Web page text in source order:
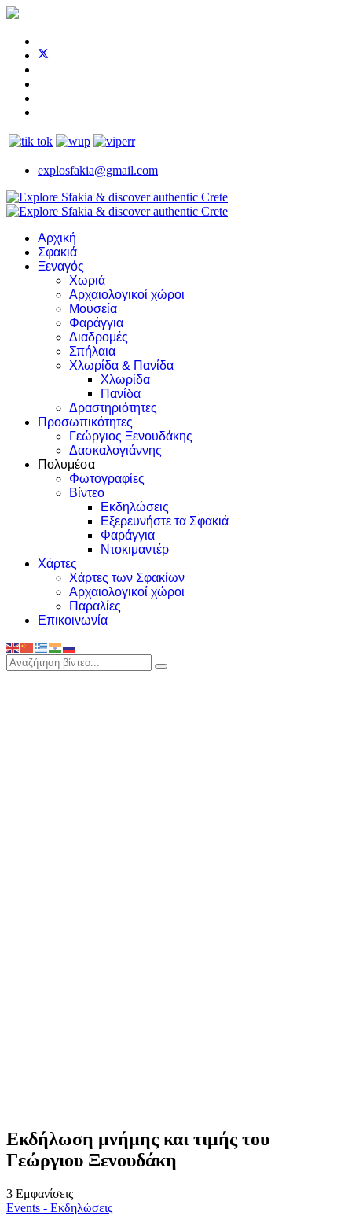
explosfakia@gmail.com
Αρχική
Σφακιά
Ξεναγός
Χωριά
Αρχαιολογικοί χώροι
Μουσεία
Φαράγγια
Διαδρομές
Σπήλαια
Χλωρίδα & Πανίδα
Χλωρίδα
Πανίδα
Δραστηριότητες
Προσωπικότητες
Γεώργιος Ξενουδάκης
Δασκαλογιάννης
Πολυμέσα
Φωτογραφίες
Βίντεο
Εκδηλώσεις
Εξερευνήστε τα Σφακιά
Φαράγγια
Ντοκιμαντέρ
Χάρτες
Χάρτες των Σφακίων
Αρχαιολογικοί χώροι
Παραλίες
Επικοινωνία
Εκδήλωση μνήμης και τιμής του
Γεώργιου Ξενουδάκη
3 Εμφανίσεις
Events - Εκδηλώσεις